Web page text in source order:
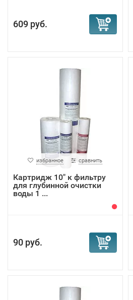
609 руб.
избранное сравнить
Картридж 10" к фильтру
для глубинной очистки
воды 1 ...
90 руб.